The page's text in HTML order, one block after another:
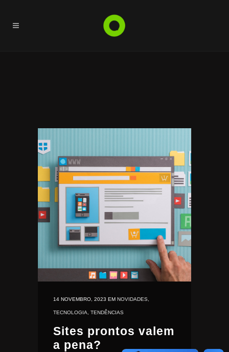
14 NOVEMBRO, 2023 EM NOVIDADES
TECNOLOGIA TENDÊNCIAS
Sites prontos valem
a pena?